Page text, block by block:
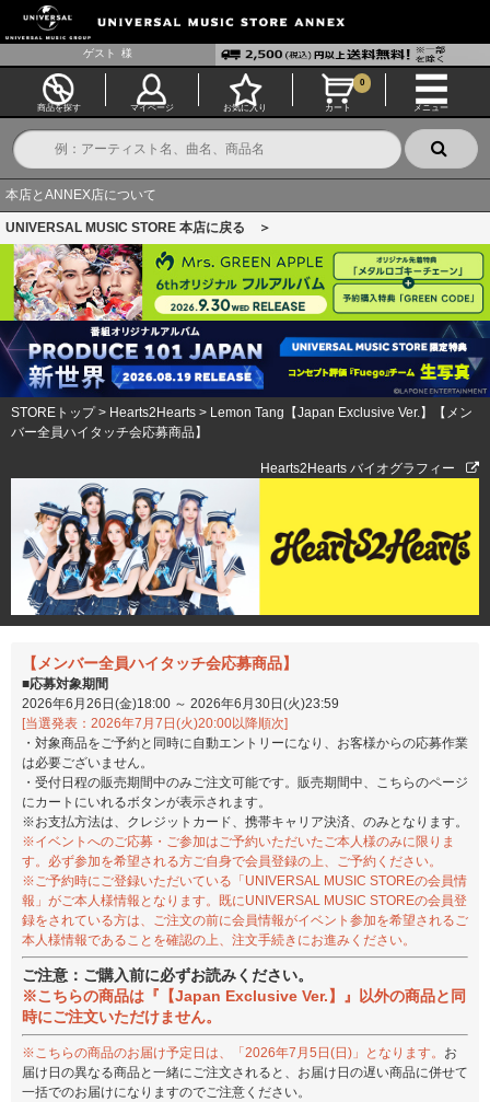
ゲスト 様
商品を探す マイページ お気に入り カート
0
メニュー
本店とANNEX店について
UNIVERSAL MUSIC STORE 本店に戻る ＞
STOREトップ> Hearts2Hearts > Lemon Tang【Japan Exclusive Ver.】【メン
バー全員ハイタッチ会応募商品】
Hearts2Hearts バイオグラフィー
【メンバー全員ハイタッチ会応募商品】
■応募対象期間
2026年6月26日(金)18:00 ～ 2026年6月30日(火)23:59
[当選発表：2026年7月7日(火)20:00以降順次]
・対象商品をご予約と同時に自動エントリーになり、お客様からの応募作業
は必要ございません。
・受付日程の販売期間中のみご注文可能です。販売期間中、こちらのページ
にカートにいれるボタンが表示されます。
※お支払方法は、クレジットカード、携帯キャリア決済、のみとなります。
※イベントへのご応募・ご参加はご予約いただいたご本人様のみに限りま
す。必ず参加を希望される方ご自身で会員登録の上、ご予約ください。
※ご予約時にご登録いただいている「UNIVERSAL MUSIC STOREの会員情
報」がご本人様情報となります。既にUNIVERSAL MUSIC STOREの会員登
録をされている方は、ご注文の前に会員情報がイベント参加を希望されるご
本人様情報であることを確認の上、注文手続きにお進みください。
ご注意：ご購入前に必ずお読みください。
※こちらの商品は『【Japan Exclusive Ver.】』以外の商品と同
時にご注文いただけません。
※こちらの商品のお届け予定日は、「2026年7月5日(日)」となります。 お
届け日の異なる商品と一緒にご注文されると、お届け日の遅い商品に併せて
一括でのお届けになりますのでご注意ください。